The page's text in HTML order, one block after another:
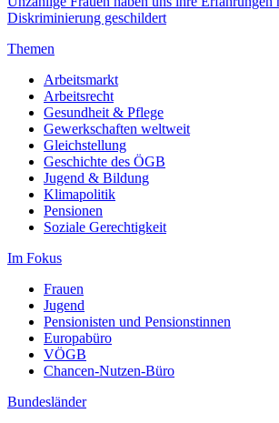
Diskriminierung geschildert
Themen
Arbeitsmarkt
Arbeitsrecht
Gesundheit & Pflege
Gewerkschaften weltweit
Gleichstellung
Geschichte des ÖGB
Jugend & Bildung
Klimapolitik
Pensionen
Soziale Gerechtigkeit
Im Fokus
Frauen
Jugend
Pensionisten und Pensionstinnen
Europabüro
VÖGB
Chancen-Nutzen-Büro
Bundesländer